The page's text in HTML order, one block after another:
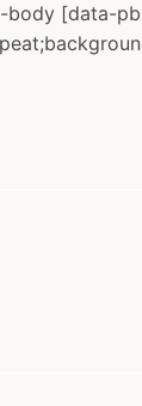
body [data-